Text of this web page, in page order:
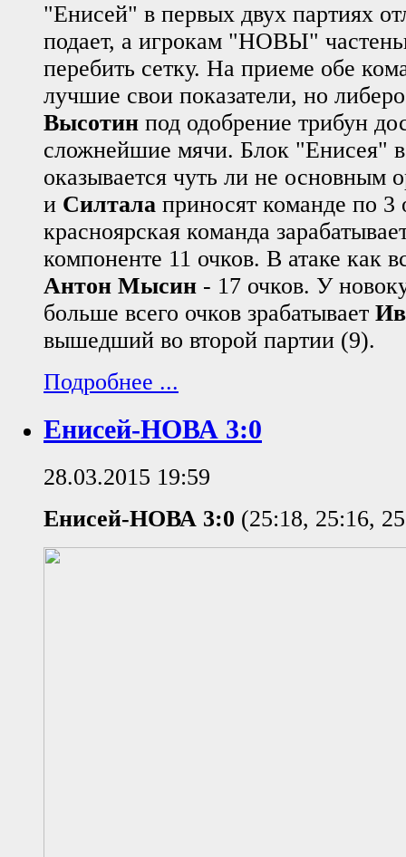
"Енисей" в первых двух партиях
подает, а игрокам "НОВЫ"
перебить сетку. На приеме обе
лучшие свои показатели, но
Высотин под одобрение трибун
сложнейшие мячи. Блок "Енисея" в
оказывается чуть ли не основным
и Силтала приносят команде по 3
красноярская команда
компоненте 11 очков. В атаке как
Антон Мысин - 17 очков. У
больше всего очков зрабатывает
вышедший во второй партии (9).
Подробнее ...
Енисей-НОВА 3:0
28.03.2015 19:59
Енисей-НОВА 3:0 (25:18, 25:16,